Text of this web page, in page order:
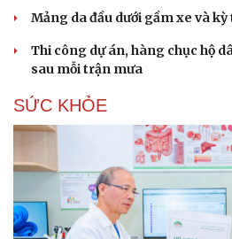
Mảng da đầu dưới gầm xe và
Thi công dự án, hàng chục hộ
sau mỗi trận mưa
SỨC KHỎE